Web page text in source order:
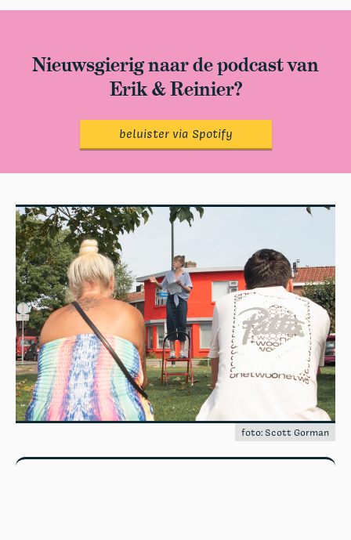
Nieuwsgierig naar de podcast van
Erik & Reinier?
beluister via Spotify
foto: Scott Gorman